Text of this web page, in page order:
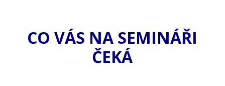
CO VÁS NA SEMINÁŘI
ČEKÁ